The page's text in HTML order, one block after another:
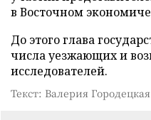
в Восточном
До этого глава
числа уезжающих и
исследователей.
Текст: Валерия Городецкая